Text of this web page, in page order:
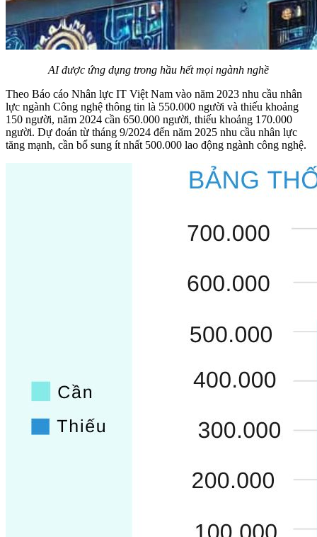
AI được ứng dụng trong hầu hết mọi ngành nghề
Theo Báo cáo Nhân lực IT Việt Nam vào năm 2023 nhu cầu nhân
lực ngành Công nghệ thông tin là 550.000 người và thiếu khoảng
150 người, năm 2024 cần 650.000 người, thiếu khoảng 170.000
người. Dự đoán từ tháng 9/2024 đến năm 2025 nhu cầu nhân lực
tăng mạnh, cần bổ sung ít nhất 500.000 lao động ngành công nghệ.